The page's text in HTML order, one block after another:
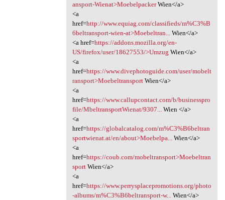
ansport-Wienat>MoebelpackerWien</a>
<a
href=http://www.equiag.com/classifieds/m%C3%B
6beltransport-wien-at>Moebeltran...Wien</a>
<a href=https://addons.mozilla.org/en-
US/firefox/user/18627553/>Umzug Wien</a>
<a
href=https://www.divephotoguide.com/user/mobelt
ransport>MoebeltransportWien</a>
<a
href=https://www.callupcontact.com/b/businesspro
file/MbeltransportWienat/9307...Wien </a>
<a
href=https://globalcatalog.com/m%C3%B6beltran
sportwienat.at/en/about>Moebelpa...Wien</a>
<a
href=https://coub.com/mobeltransport>Moebeltran
sportWien</a>
<a
href=https://www.perrysplacepromotions.org/photo
-albums/m%C3%B6beltransport-w...Wien</a>